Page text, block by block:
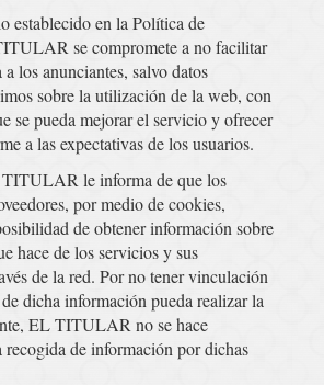
establecido en la Política de
se compromete a no facilitar
los anunciantes, salvo datos
sobre la utilización de la web, con
se pueda mejorar el servicio y ofrecer
a las expectativas de los usuarios.
le informa de que los
por medio de cookies,
de obtener información sobre
hace de los servicios y sus
de la red. Por no tener vinculación
dicha información pueda realizar la
EL TITULAR no se hace
recogida de información por dichas